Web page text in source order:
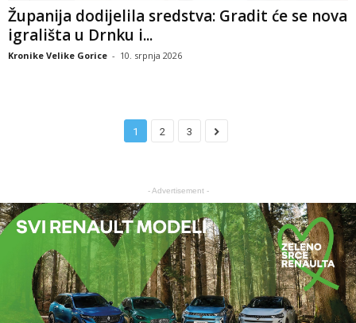
Županija dodijelila sredstva: Gradit će se nova
igrališta u Drnku i...
Kronike Velike Gorice - 10. srpnja 2026
1 2 3
- Advertisement -